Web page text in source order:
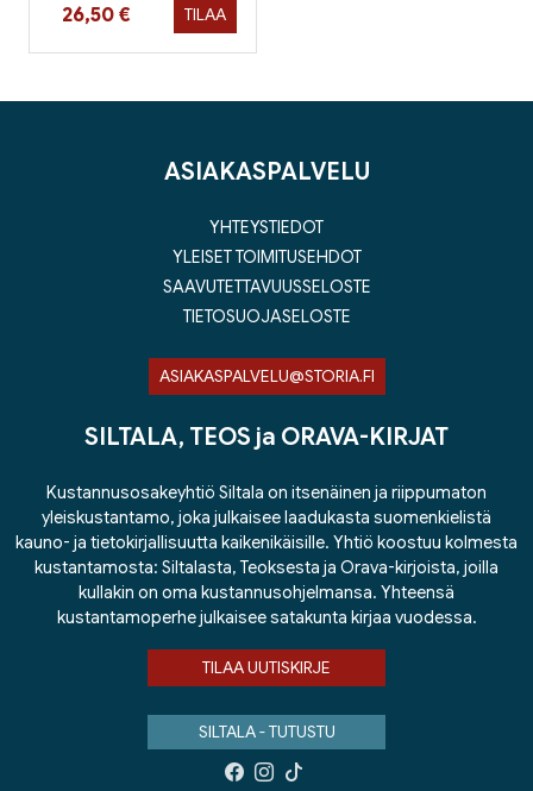
Hinta nyt
26,50 € TILAA
ASIAKASPALVELU
YHTEYSTIEDOT
YLEISET TOIMITUSEHDOT
SAAVUTETTAVUUSSELOSTE
TIETOSUOJASELOSTE
ASIAKASPALVELU@STORIA.FI
SILTALA, TEOS ja ORAVA-KIRJAT
Kustannusosakeyhtiö Siltala on itsenäinen ja riippumaton
yleiskustantamo, joka julkaisee laadukasta suomenkielistä
kauno- ja tietokirjallisuutta kaikenikäisille. Yhtiö koostuu kolmesta
kustantamosta: Siltalasta, Teoksesta ja Orava-kirjoista, joilla
kullakin on oma kustannusohjelmansa. Yhteensä
kustantamoperhe julkaisee satakunta kirjaa vuodessa.
TILAA UUTISKIRJE
SILTALA - TUTUSTU